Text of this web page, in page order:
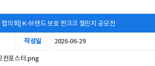
협의회] K-브랜드 보호 찐크크 챌린지 공모전
작성일 2026-06-29
전포스터.png